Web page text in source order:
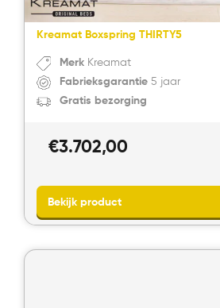
Bekijk product
Kreamat Boxspring THIRTY5
Merk Kreamat
Fabrieksgarantie 5 jaar
Gratis bezorging
€3.702,00